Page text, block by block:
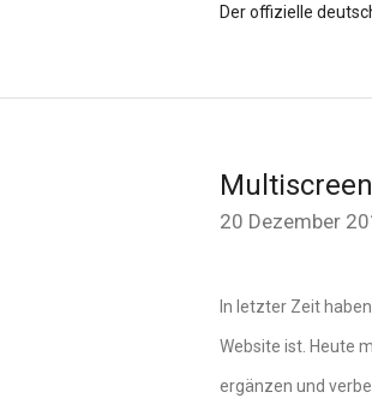
Der offizielle
20 Dezember
In letzter Zeit
Website ist. Heute
ergänzen und